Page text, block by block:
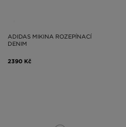
ADIDAS MIKINA ROZEPÍNACÍ
DENIM
2390 Kč